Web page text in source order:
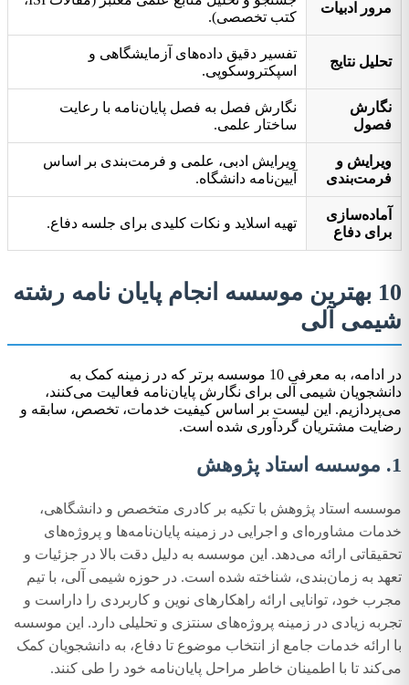
مرور ادبیات
کتب تخصصی).
تحلیل نتایج
تفسیر دقیق داده‌های آزمایشگاهی و
اسپکتروسکوپی.
نگارش
فصول
نگارش فصل به فصل پایان‌نامه با رعایت
ساختار علمی.
ویرایش و
فرمت‌بندی
ویرایش ادبی، علمی و فرمت‌بندی بر اساس
آیین‌نامه‌ دانشگاه.
آماده‌سازی
برای دفاع
تهیه اسلاید و نکات کلیدی برای جلسه دفاع.
10 بهترین موسسه انجام پایان نامه رشته
شیمی آلی
در ادامه، به معرفی 10 موسسه برتر که در زمینه کمک به
دانشجویان شیمی آلی برای نگارش پایان‌نامه فعالیت می‌کنند،
می‌پردازیم. این لیست بر اساس کیفیت خدمات، تخصص، سابقه و
رضایت مشتریان گردآوری شده است.
1. موسسه استاد پژوهش
موسسه استاد پژوهش با تکیه بر کادری متخصص و دانشگاهی،
خدمات مشاوره‌ای و اجرایی در زمینه پایان‌نامه‌ها و پروژه‌های
تحقیقاتی ارائه می‌دهد. این موسسه به دلیل دقت بالا در جزئیات و
تعهد به زمان‌بندی، شناخته شده است. در حوزه شیمی آلی، با تیم
مجرب خود، توانایی ارائه راهکارهای نوین و کاربردی را داراست و
تجربه زیادی در زمینه پروژه‌های سنتزی و تحلیلی دارد. این موسسه
با ارائه خدمات جامع از انتخاب موضوع تا دفاع، به دانشجویان کمک
می‌کند تا با اطمینان خاطر مراحل پایان‌نامه خود را طی کنند.